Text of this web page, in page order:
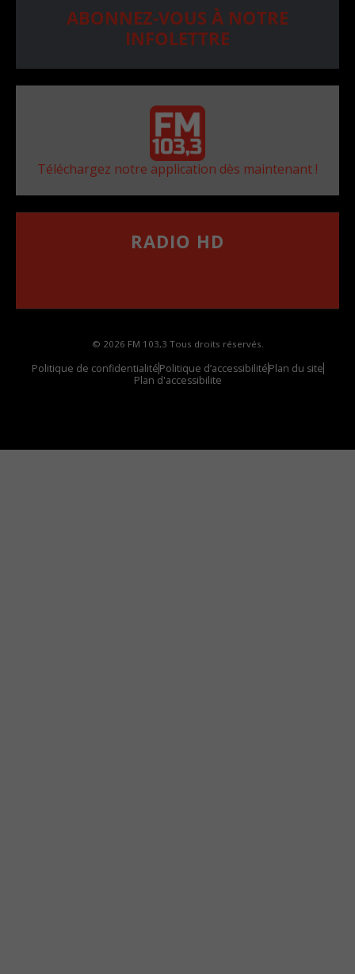
ABONNEZ-VOUS À NOTRE
INFOLETTRE
Téléchargez notre application dès maintenant !
RADIO HD
© 2026 FM 103,3 Tous droits réservés.
Politique de confidentialitéPolitique d’accessibilitéPlan du site
Plan d'accessibilite